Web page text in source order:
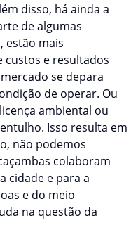
disso, há ainda a
de algumas
estão mais
custos e resultados
se depara
de operar. Ou
ambiental ou
Isso resulta em
não podemos
colaboram
cidade e para a
e do meio
na questão da